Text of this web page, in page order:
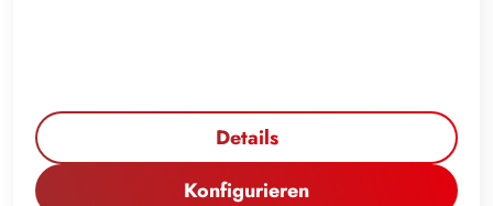
Details
Konfigurieren